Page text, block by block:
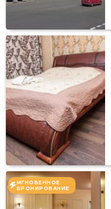
МГНОВЕННОЕ
БРОНИРОВАНИЕ